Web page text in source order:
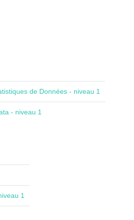
de Données - niveau 1
- niveau 1
1